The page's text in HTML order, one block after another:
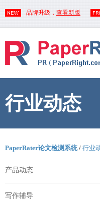
品牌升级， 查看新版
行业动态
PaperRater论文检测系统/ 行业
产品动态
写作辅导